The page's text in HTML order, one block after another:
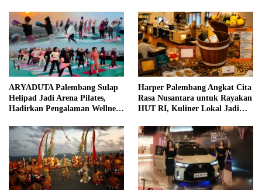
ARYADUTA Palembang Sulap
Helipad Jadi Arena Pilates,
Hadirkan Pengalaman Wellness
Harper Palembang Angkat Cita
Rasa Nusantara untuk Rayakan
HUT RI, Kuliner Lokal Jadi